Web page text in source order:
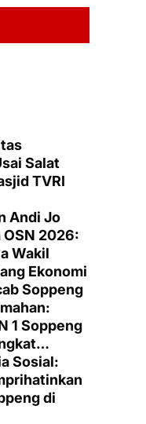
Salat
TVRI
Andi Jo
OSN 2026:
Wakil
Ekonomi
Soppeng
1 Soppeng
Sosial:
di